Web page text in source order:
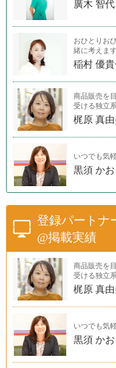
廣木 智代
おひとりお
緒に考えます
稲村 優
商品販売を
受ける独立
梶原 真
いつでも気
黒須 かお
登録パートナ
@掲載実績
商品販売を
受ける独立
梶原 真
いつでも気
黒須 かお